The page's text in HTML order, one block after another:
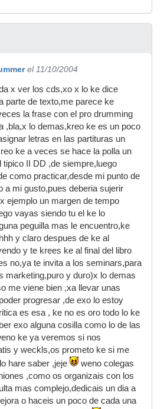
el 11/10/2004
x ver los cds,xo x lo ke dice
parte de texto,me parece ke
la frase con el pro drumming
,bla,x lo demas,kreo ke es un poco
letras en las partituras un
ke a veces se hace la polla un
tipico II DD ,de siempre,luego
como practicar,desde mi punto de
a mi gusto,pues deberia sujerir
ejemplo un margen de tempo
vayas siendo tu el ke lo
peguilla mas le encuentro,ke
y claro despues de ke al
y te krees ke al final del libro
no,ya te invita a los seminars,para
marketing,puro y duro)x lo demas
me viene bien ,xa llevar unas
progresar ,de exo lo estoy
es esa , ke no es oro todo lo ke
exo alguna cosilla como lo de las
ke ya veremos si nos
y weckls,os prometo ke si me
hare saber ,jeje
weno colegas
,como os organizais con los
mas complejo,dedicais un dia a
o haceis un poco de cada una